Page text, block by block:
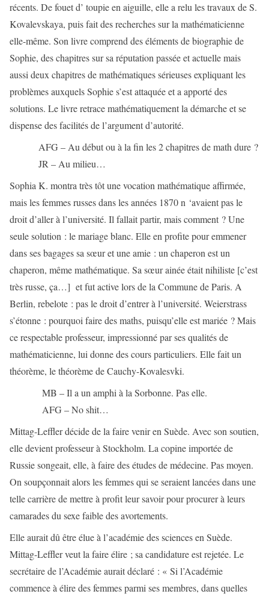
récents. De fouet d’ toupie en aiguille, elle a relu les travaux de S.
Kovalevskaya, puis fait des recherches sur la mathématicienne
elle-même. Son livre comprend des éléments de biographie de
Sophie, des chapitres sur sa réputation passée et actuelle mais
aussi deux chapitres de mathématiques sérieuses expliquant les
problèmes auxquels Sophie s’est attaquée et a apporté des
solutions. Le livre retrace mathématiquement la démarche et se
dispense des facilités de l’argument d’autorité.
AFG – Au début ou à la fin les 2 chapitres de math dure ?
JR – Au milieu…
Sophia K. montra très tôt une vocation mathématique affirmée,
mais les femmes russes dans les années 1870 n ‘avaient pas le
droit d’aller à l’université. Il fallait partir, mais comment ? Une
seule solution : le mariage blanc. Elle en profite pour emmener
dans ses bagages sa sœur et une amie : un chaperon est un
chaperon, même mathématique. Sa sœur ainée était nihiliste [c’est
très russe, ça…] et fut active lors de la Commune de Paris. A
Berlin, rebelote : pas le droit d’entrer à l’université. Weierstrass
s’étonne : pourquoi faire des maths, puisqu’elle est mariée ? Mais
ce respectable professeur, impressionné par ses qualités de
mathématicienne, lui donne des cours particuliers. Elle fait un
théorème, le théorème de Cauchy-Kovalesvki.
MB – Il a un amphi à la Sorbonne. Pas elle.
AFG – No shit…
Mittag-Leffler décide de la faire venir en Suède. Avec son soutien,
elle devient professeur à Stockholm. La copine importée de
Russie songeait, elle, à faire des études de médecine. Pas moyen.
On soupçonnait alors les femmes qui se seraient lancées dans une
telle carrière de mettre à profit leur savoir pour procurer à leurs
camarades du sexe faible des avortements.
Elle aurait dû être élue à l’académie des sciences en Suède.
Mittag-Leffler veut la faire élire ; sa candidature est rejetée. Le
secrétaire de l’Académie aurait déclaré : « Si l’Académie
commence à élire des femmes parmi ses membres, dans quelles